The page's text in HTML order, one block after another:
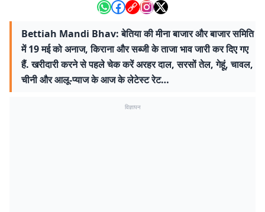
Bettiah Mandi Bhav: बेतिया की मीना बाजार और बाजार समिति
में 19 मई को अनाज, किराना और सब्जी के ताजा भाव जारी कर दिए गए
हैं. खरीदारी करने से पहले चेक करें अरहर दाल, सरसों तेल, गेहूं, चावल,
चीनी और आलू-प्याज के आज के लेटेस्ट रेट…
विज्ञापन